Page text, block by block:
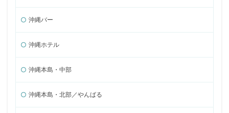
沖縄バー
沖縄ホテル
沖縄本島・中部
沖縄本島・北部／やんばる